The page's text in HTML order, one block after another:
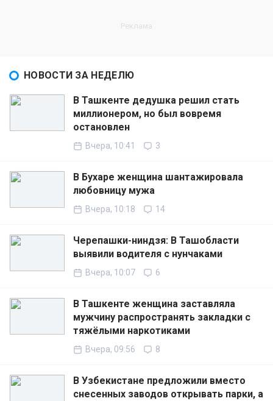
НОВОСТИ ЗА НЕДЕЛЮ
В Ташкенте дедушка решил стать
миллионером, но был вовремя
остановлен
Вчера, 10:41 3
В Бухаре женщина шантажировала
любовницу мужа
Вчера, 10:18 14
Черепашки-ниндзя: В Ташобласти
выявили водителя с нунчаками
Вчера, 10:07 6
В Ташкенте женщина заставляла
мужчину распространять закладки с
тяжёлыми наркотиками
Вчера, 09:56 8
В Узбекистане предложили вместо
снесенных заводов открывать парки, а